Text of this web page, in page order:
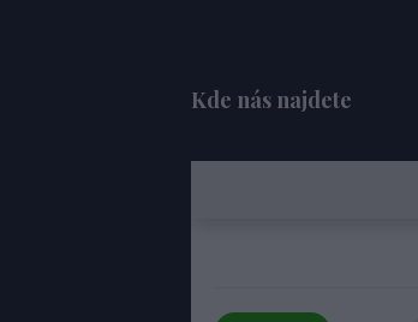
Kde nás najdete